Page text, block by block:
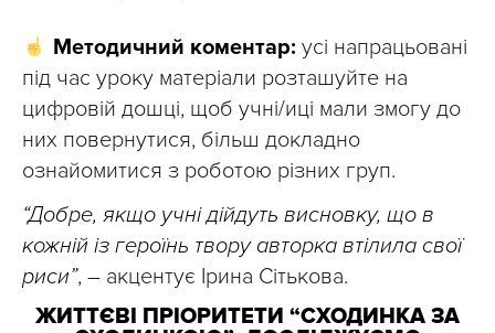
Методичний коментар: усі напрацьовані
під час уроку матеріали розташуйте на
цифровій дошці, щоб учні/иці мали змогу до
них повернутися, більш докладно
ознайомитися з роботою різних груп.
“Добре, якщо учні дійдуть висновку, що в
кожній із героїнь твору авторка втілила свої
риси”, – акцентує Ірина Сітькова.
ЖИТТЄВІ ПРІОРИТЕТИ “СХОДИНКА ЗА